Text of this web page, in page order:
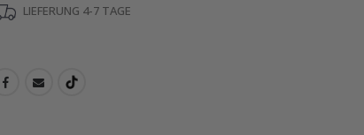
LIEFERUNG 4-7 TAGE